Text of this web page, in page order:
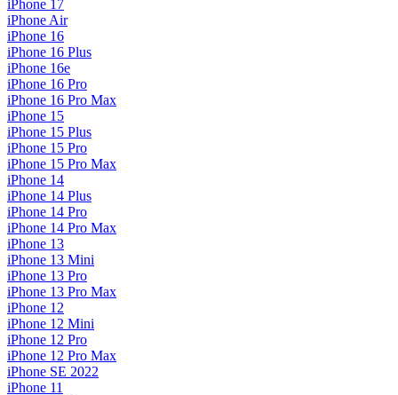
iPhone 17
iPhone Air
iPhone 16
iPhone 16 Plus
iPhone 16e
iPhone 16 Pro
iPhone 16 Pro Max
iPhone 15
iPhone 15 Plus
iPhone 15 Pro
iPhone 15 Pro Max
iPhone 14
iPhone 14 Plus
iPhone 14 Pro
iPhone 14 Pro Max
iPhone 13
iPhone 13 Mini
iPhone 13 Pro
iPhone 13 Pro Max
iPhone 12
iPhone 12 Mini
iPhone 12 Pro
iPhone 12 Pro Max
iPhone SE 2022
iPhone 11